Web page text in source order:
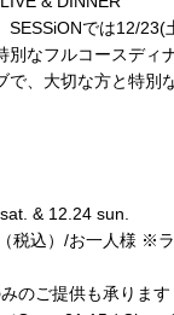
SESSiONでは12/
別なフルコースデ
で、大切な方と特別
& 12.24 sun.
税込）/お一人様 ※
のご提供も承ります